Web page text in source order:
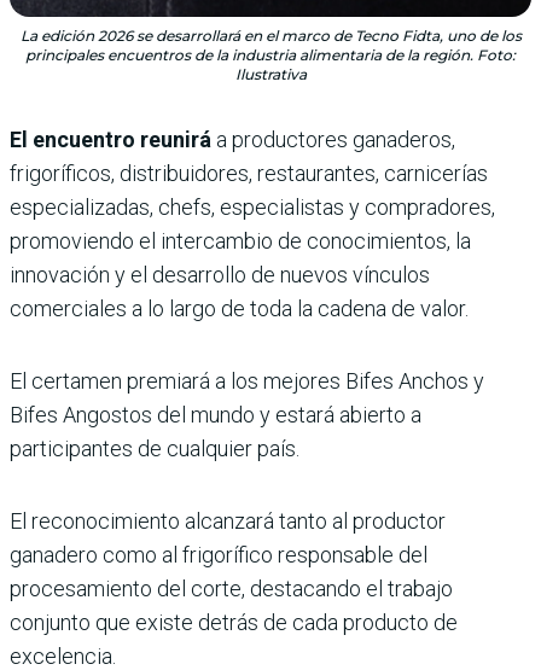
La edición 2026 se desarrollará en el marco de Tecno Fidta, uno de los
principales encuentros de la industria alimentaria de la región. Foto:
Ilustrativa
El encuentro reunirá a productores ganaderos,
frigoríficos, distribuidores, restaurantes, carnicerías
especializadas, chefs, especialistas y compradores,
promoviendo el intercambio de conocimientos, la
innovación y el desarrollo de nuevos vínculos
comerciales a lo largo de toda la cadena de valor.
El certamen premiará a los mejores Bifes Anchos y
Bifes Angostos del mundo y estará abierto a
participantes de cualquier país.
El reconocimiento alcanzará tanto al productor
ganadero como al frigorífico responsable del
procesamiento del corte, destacando el trabajo
conjunto que existe detrás de cada producto de
excelencia.